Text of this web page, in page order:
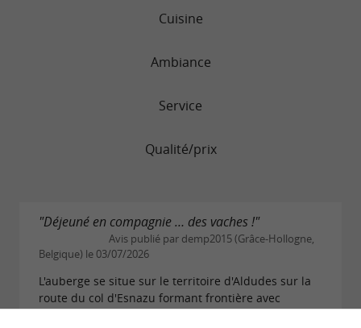
Cuisine
Ambiance
Service
Qualité/prix
"Déjeuné en compagnie … des vaches !"
Avis publié par demp2015 (Grâce-Hollogne,
Belgique) le 03/07/2026
L'auberge se situe sur le territoire d'Aldudes sur la
route du col d'Esnazu formant frontière avec
l'Espagne. Nous avons mangé sur la terrasse dans